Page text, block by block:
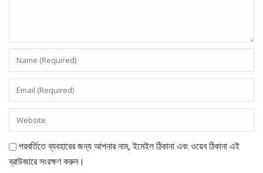
পরবর্তিতে ব্যবহারের জন্য আপনার নাম, ইমেইল ঠিকানা এবং ওয়েব ঠিকানা এই
ব্রাউজারে সংরক্ষণ করুন।